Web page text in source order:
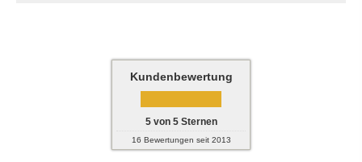
Kundenbewertung
5von 5Sternen
16 Bewertungen seit 2013